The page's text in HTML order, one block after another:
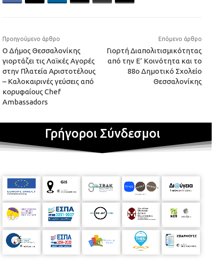
Προηγούμενο άρθρο
Ο Δήμος Θεσσαλονίκης
γιορτάζει τις Λαϊκές Αγορές
στην Πλατεία Αριστοτέλους
– Καλοκαιρινές γεύσεις από
κορυφαίους Chef
Ambassadors
Επόμενο άρθρο
Γιορτή Διαπολιτισμικότητας
από την Ε’ Κοινότητα και το
88ο Δημοτικό Σχολείο
Θεσσαλονίκης
Γρήγοροι Σύνδεσμοι